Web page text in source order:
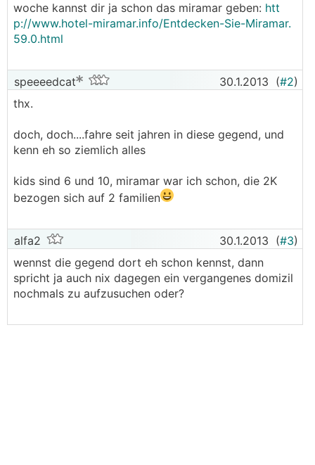
woche kannst dir ja schon das miramar geben: htt
p://www.hotel-miramar.info/Entdecken-Sie-Miramar.
59.0.html
speeeedcat 30.1.2013 (#2)
thx.
doch, doch....fahre seit jahren in diese gegend, und
kenn eh so ziemlich alles
kids sind 6 und 10, miramar war ich schon, die 2K
bezogen sich auf 2 familien
alfa2 30.1.2013 (#3)
wennst die gegend dort eh schon kennst, dann
spricht ja auch nix dagegen ein vergangenes domizil
nochmals zu aufzusuchen oder?